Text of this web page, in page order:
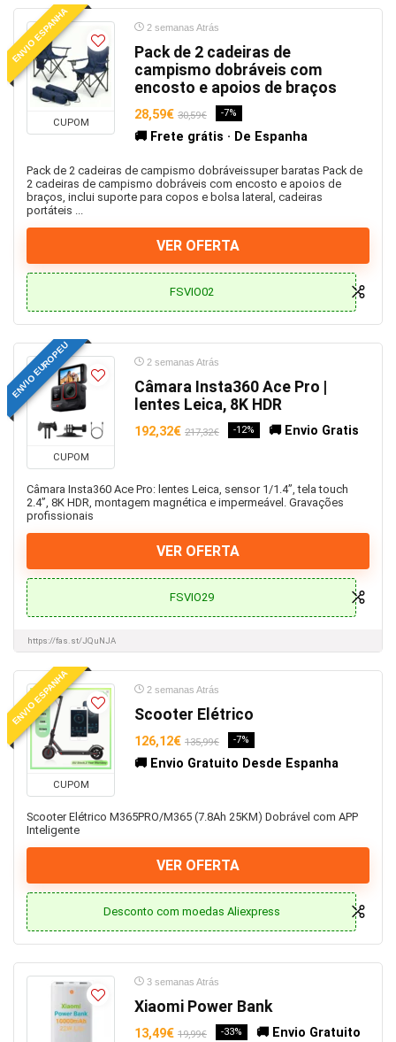
Laptop
Lavadoras de alta pressão
Legos
Lenovo
Macacos
Malas e Mochilas
Mangueiras
Manicure
Maquina de Pipocas
Maquina de Secar Roupa
Maquina de sulfatar
Máquina Ultrassónica
Maquina Zero
Máscaras
Material escolar
Memórias e Cartões
Moinhos de café
Motores Portões de Garragem
Mulher
Nintendo
Óculos e Lentes
Óleo
Óleos
One Plus
Oppo
Outro Calçado
Outros
Peças Auto
Pequeno electrodoméstico
Piscinas
Pistola de Pintura
Power Bank
Praia, Rio e Piscina
PrimeDay
Processador
ENVIO ESPANHA
CUPOM
2 semanas Atrás
Pack de 2 cadeiras de
campismo dobráveis com
encosto e apoios de braços
28,59€ 30,59€ -7%
🚚 Frete grátis · De Espanha
Pack de 2 cadeiras de campismo dobráveissuper baratas Pack de
2 cadeiras de campismo dobráveis com encosto e apoios de
braços, inclui suporte para copos e bolsa lateral, cadeiras
portáteis ...
VER OFERTA
FSVIO02
ENVIO EUROPEU
CUPOM
2 semanas Atrás
Câmara Insta360 Ace Pro |
lentes Leica, 8K HDR
192,32€ 217,32€ -12% 🚚 Envio Gratis
Câmara Insta360 Ace Pro: lentes Leica, sensor 1/1.4”, tela touch
2.4”, 8K HDR, montagem magnética e impermeável. Gravações
profissionais
VER OFERTA
FSVIO29
https://fas.st/JQuNJA
ENVIO ESPANHA
CUPOM
2 semanas Atrás
Scooter Elétrico
126,12€ 135,99€ -7%
🚚 Envio Gratuito Desde Espanha
Scooter Elétrico M365PRO/M365 (7.8Ah 25KM) Dobrável com APP
Inteligente
VER OFERTA
Desconto com moedas Aliexpress
3 semanas Atrás
Xiaomi Power Bank
13,49€ 19,99€ -33% 🚚 Envio Gratuito